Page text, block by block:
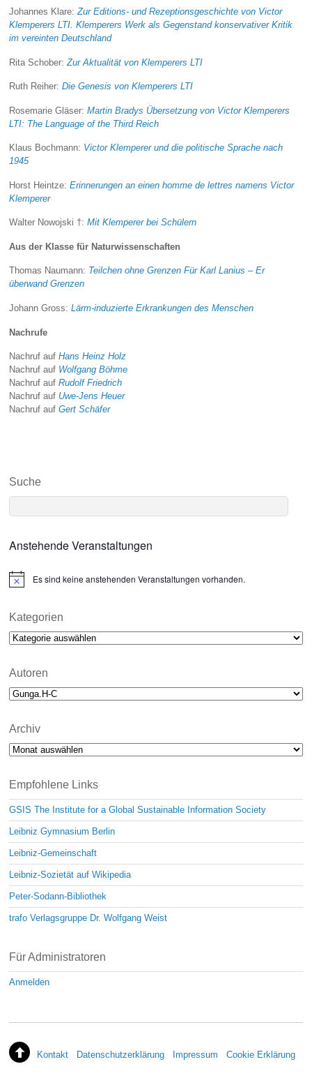
Johannes Klare:Zur Editions- und Rezeptionsgeschichte von Victor
Klemperers LTI. Klemperers Werk als Gegenstand konservativer Kritik
im vereinten Deutschland
Rita Schober:Zur Aktualität von Klemperers LTI
Ruth Reiher: Die Genesis von Klemperers LTI
Rosemarie Gläser:Martin Bradys Übersetzung von Victor Klemperers
LTI: The Language of the Third Reich
Klaus Bochmann: Victor Klemperer und die politische Sprache nach
1945
Horst Heintze:Erinnerungen an einen homme de lettres namens Victor
Klemperer
Walter Nowojski †:Mit Klemperer bei Schülern
Aus der Klasse für Naturwissenschaften
Thomas Naumann: Teilchen ohne Grenzen Für Karl Lanius – Er
überwand Grenzen
Johann Gross:Lärm-induzierte Erkrankungen des Menschen
Nachrufe
Nachruf aufHans Heinz Holz
Nachruf auf Wolfgang Böhme
Nachruf aufRudolf Friedrich
Nachruf auf Uwe-Jens Heuer
Nachruf auf Gert Schäfer
Suche
Anstehende Veranstaltungen
N
i
e
Es sind keine anstehenden Veranstaltungen vorhanden.
Kategorien
Kategorien
Autoren
Archiv
Archiv
Empfohlene Links
GSIS The Institute for a Global Sustainable Information Society
Leibniz Gymnasium Berlin
Leibniz-Gemeinschaft
Leibniz-Sozietät auf Wikipedia
Peter-Sodann-Bibliothek
trafo Verlagsgruppe Dr. Wolfgang Weist
Für Administratoren
Anmelden
Kontakt Datenschutzerklärung Impressum Cookie Erklärung